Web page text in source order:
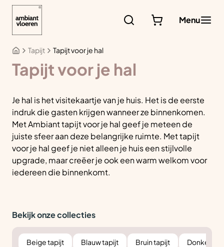
Menu
Tapijt Tapijt voor je hal
Tapijt voor je hal
Je hal is het visitekaartje van je huis. Het is de eerste
indruk die gasten krijgen wanneer ze binnenkomen.
Met Ambiant tapijt voor je hal geef je meteen de
juiste sfeer aan deze belangrijke ruimte. Met tapijt
voor je hal geef je niet alleen je huis een stijlvolle
upgrade, maar creëer je ook een warm welkom voor
iedereen die binnenkomt.
Bekijk onze collecties
Beige tapijt Blauw tapijt Bruin tapijt Donker